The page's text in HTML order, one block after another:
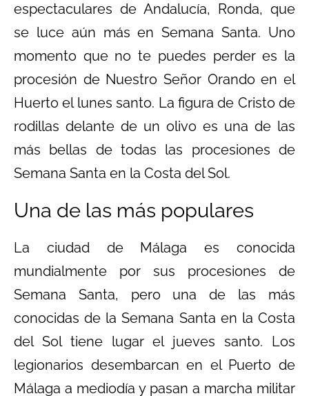
espectaculares de Andalucía, Ronda, que
se luce aún más en Semana Santa. Uno
momento que no te puedes perder es la
procesión de Nuestro Señor Orando en el
Huerto el lunes santo. La figura de Cristo de
rodillas delante de un olivo es una de las
más bellas de todas las procesiones de
Semana Santa en la Costa del Sol.
Una de las más populares
La ciudad de Málaga es conocida
mundialmente por sus procesiones de
Semana Santa, pero una de las más
conocidas de la Semana Santa en la Costa
del Sol tiene lugar el jueves santo. Los
legionarios desembarcan en el Puerto de
Málaga a mediodía y pasan a marcha militar